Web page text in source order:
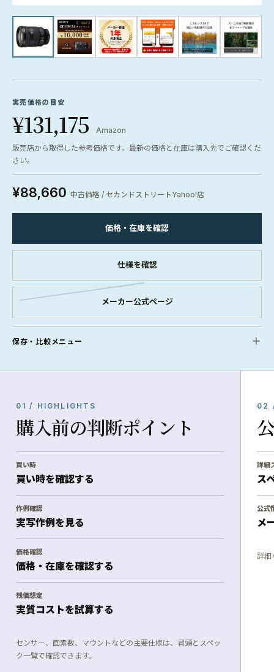
実売価格の目安
¥131,175
Amazon
販売店から取得した参考価格です。最新の価格と在庫は購入先でご確認くだ
さい。
¥88,660 中古価格 / セカンドストリートYahoo!店
価格・在庫を確認
仕様を確認
メーカー公式ページ
保存・比較メニュー
01 / HIGHLIGHTS
購入前の判断ポイント
買い時
買い時を確認する
作例確認
実写作例を見る
価格確認
価格・在庫を確認する
残価想定
実質コストを試算する
センサー、画素数、マウントなどの主要仕様は、冒頭とスペッ
ク一覧で確認できます。
02
詳細
ス
公式
メ
詳細